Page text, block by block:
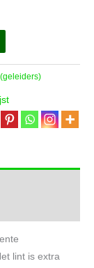
lint is extra